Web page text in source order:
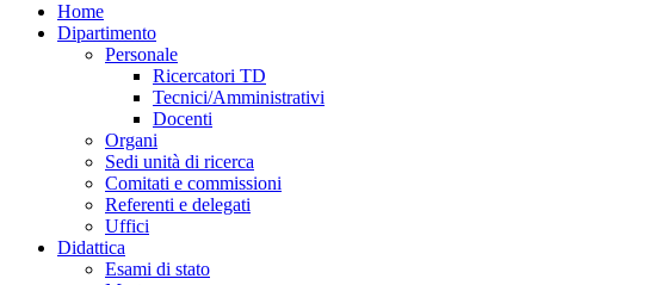
Home
Dipartimento
Personale
Ricercatori TD
Tecnici/Amministrativi
Docenti
Organi
Sedi unità di ricerca
Comitati e commissioni
Referenti e delegati
Uffici
Didattica
Esami di stato